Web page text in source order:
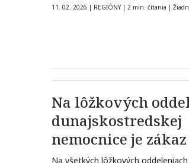
zariadenia krízovej…
11. 02. 2026 | REGIÓNY | 2 min. čítania |
Na lôžkových
dunajskostredskej
nemocnice je
Na všetkých lôžkových oddeleniach